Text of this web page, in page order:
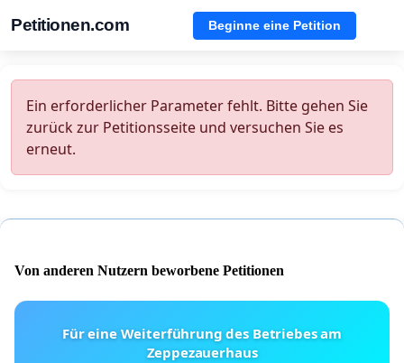
Petitionen.com Beginne eine Petition
Ein erforderlicher Parameter fehlt. Bitte gehen Sie
zurück zur Petitionsseite und versuchen Sie es
erneut.
Von anderen Nutzern beworbene Petitionen
Für eine Weiterführung des Betriebes am
Zeppezauerhaus